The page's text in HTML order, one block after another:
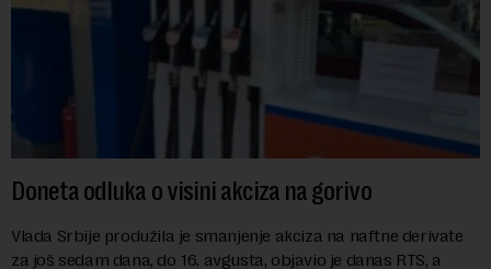
Doneta odluka o visini akciza na gorivo
Vlada Srbije produžila je smanjenje akciza na naftne derivate
za još sedam dana, do 16. avgusta, objavio je danas RTS, a